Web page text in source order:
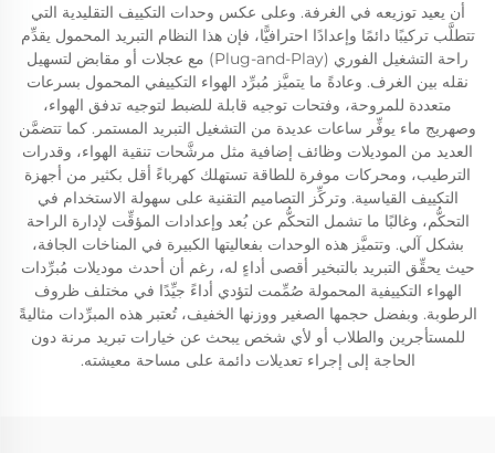
أن يعيد توزيعه في الغرفة. وعلى عكس وحدات التكييف التقليدية التي
تتطلَّب تركيبًا دائمًا وإعدادًا احترافيًّا، فإن هذا النظام التبريد المحمول يقدِّم
راحة التشغيل الفوري (Plug-and-Play) مع عجلات أو مقابض لتسهيل
نقله بين الغرف. وعادةً ما يتميَّز مُبرِّد الهواء التكييفي المحمول بسرعات
متعددة للمروحة، وفتحات توجيه قابلة للضبط لتوجيه تدفق الهواء،
وصهريج ماء يوفِّر ساعات عديدة من التشغيل التبريد المستمر. كما تتضمَّن
العديد من الموديلات وظائف إضافية مثل مرشَّحات تنقية الهواء، وقدرات
الترطيب، ومحركات موفرة للطاقة تستهلك كهرباءً أقل بكثير من أجهزة
التكييف القياسية. وتركِّز التصاميم التقنية على سهولة الاستخدام في
التحكُّم، وغالبًا ما تشمل التحكُّم عن بُعد وإعدادات المؤقِّت لإدارة الراحة
بشكل آلي. وتتميَّز هذه الوحدات بفعاليتها الكبيرة في المناخات الجافة،
حيث يحقِّق التبريد بالتبخير أقصى أداءٍ له، رغم أن أحدث موديلات مُبرِّدات
الهواء التكييفية المحمولة صُمِّمت لتؤدي أداءً جيِّدًا في مختلف ظروف
الرطوبة. وبفضل حجمها الصغير ووزنها الخفيف، تُعتبر هذه المبرِّدات مثاليةً
للمستأجرين والطلاب أو لأي شخص يبحث عن خيارات تبريد مرنة دون
الحاجة إلى إجراء تعديلات دائمة على مساحة معيشته.